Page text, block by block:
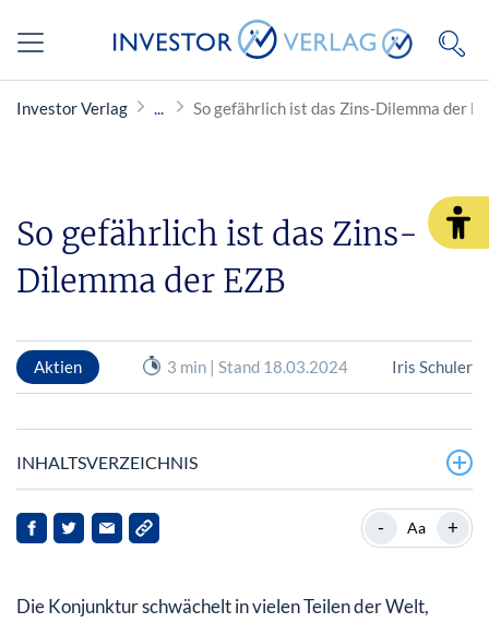
Investor Verlag So gefährlich ist das Zins-Dilemma der
So gefährlich ist das Zins-
Dilemma der EZB
Aktien 3 min | Stand 18.03.2024 Iris Schuler
INHALTSVERZEICHNIS
Wie werden sich die Aktienkurse entwickeln?
Von der Super-Hausse bei Gold profitieren
- Aa +
Die Konjunktur schwächelt in vielen Teilen der Welt,